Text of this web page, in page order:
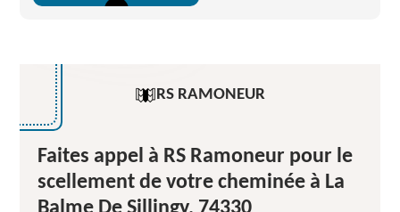
RS RAMONEUR
Faites appel à RS Ramoneur pour le
scellement de votre cheminée à La